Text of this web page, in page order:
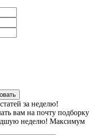
за неделю!
вам на почту подборку
неделю! Максимум